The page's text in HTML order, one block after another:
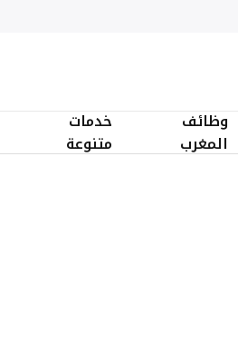
وظائف
المغرب
خدمات
متنوعة